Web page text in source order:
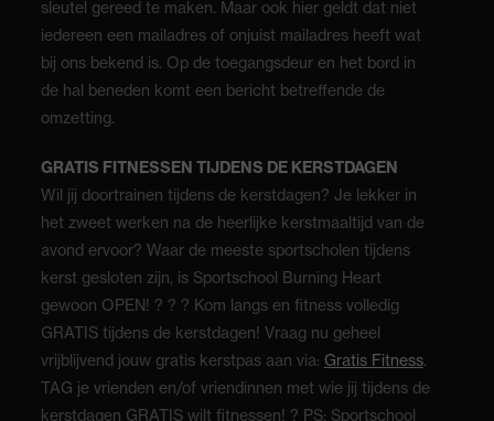
sleutel gereed te maken. Maar ook hier geldt dat niet
iedereen een mailadres of onjuist mailadres heeft wat
bij ons bekend is. Op de toegangsdeur en het bord in
de hal beneden komt een bericht betreffende de
omzetting.
GRATIS FITNESSEN TIJDENS DE KERSTDAGEN
Wil jij doortrainen tijdens de kerstdagen? Je lekker in
het zweet werken na de heerlijke kerstmaaltijd van de
avond ervoor? Waar de meeste sportscholen tijdens
kerst gesloten zijn, is Sportschool Burning Heart
gewoon OPEN! ? ? ? Kom langs en fitness volledig
GRATIS tijdens de kerstdagen! Vraag nu geheel
vrijblijvend jouw gratis kerstpas aan via: Gratis Fitness.
TAG je vrienden en/of vriendinnen met wie jij tijdens de
kerstdagen GRATIS wilt fitnessen! ? PS: Sportschool